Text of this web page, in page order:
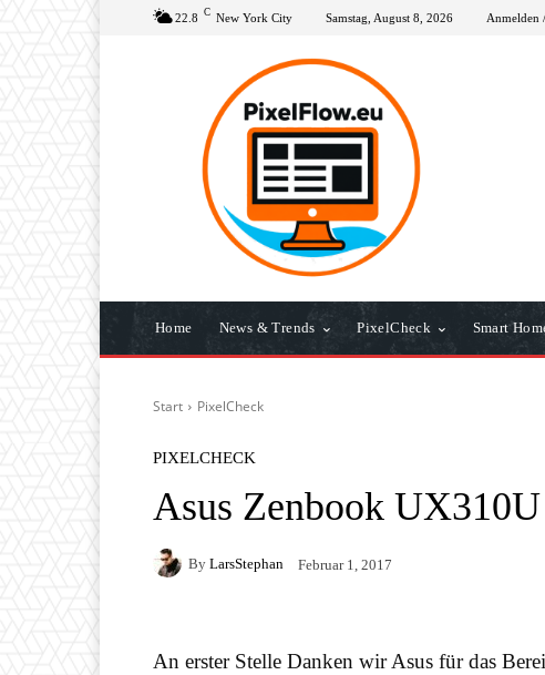
22.8 C New York City Samstag, August 8, 2026 Anmelden
Home News & Trends PixelCheck Smart
Start PixelCheck
PIXELCHECK
Asus Zenbook
By LarsStephan Februar 1, 2017
An erster Stelle Danken wir Asus für das